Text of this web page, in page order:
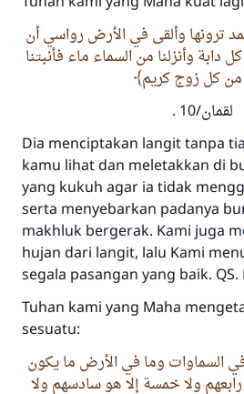
ترونها وألقى في الأرض رواسي أن
دابة وأنزلنا من السماء ماء فأنبتنا
من كل زوج كريم
لقمان/10 .
Dia menciptakan langit tanpa
kamu lihat dan meletakkan di
yang kukuh agar ia tidak
serta menyebarkan padanya
makhluk bergerak. Kami juga
hujan dari langit, lalu Kami
segala pasangan yang baik.
Tuhan kami yang Maha
sesuatu:
في السماوات وما في الأرض ما يكون
ولا خمسة إلا هو سادسهم ولا